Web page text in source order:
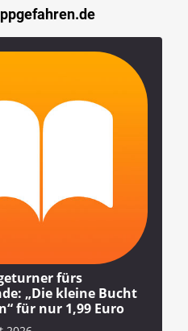
fürs
„Die kleine Bucht
für nur 1,99 Euro